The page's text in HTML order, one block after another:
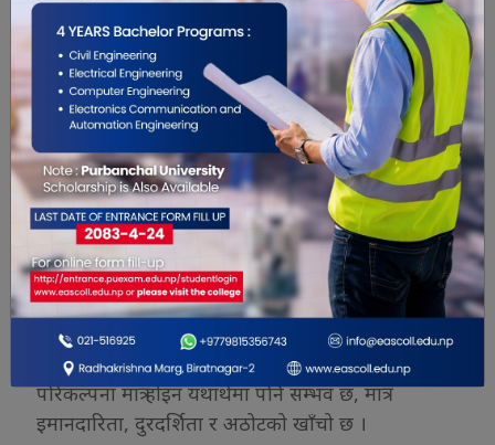
अगाडि विश्व परिवेशमा प्रशस्त छन् ।
एकै जना वा केही सीमित मानिसले संसारमा ठूलो परिवर्तन
दिन सक्छन् । नेल्सन मण्डेला, महाथिर मोहम्मद, लि क्वान
यु, देङ जिआउ पिङ, आदिलाई उदाहरणको रूपमा लिन
सकिन्छ । परिवर्तनको निम्ति चाहिने सबैभन्दा महत्वपूर्ण
कुरा अठोट हो, जसले सबै कुरालाइ साकार बनाउँछ । हामी
नेपाली जनतालाई प्रतिबद्धता, नीति, योजना र त्यसलाई
कार्वान्वयन गर्न सक्ने क्षमता भएको असल नेतृत्व चाहिएको
हो, जो आफ्नो व्यक्तिगत स्वार्थ र महत्वकांक्षाभन्दा माथि
उठी देश र जनताको हितको लागि काम गर्छ । त्यस्तो
नेतृत्वलाई कुनै पार्टी विशेषले मात्र नभई सबै जनताले आफ्नो
नेताको रूपमा स्वीकार्न समस्या हुँदैन । त्यस्तो नेतृत्वको
परिकल्पना मात्र होइन यथार्थमा पनि सम्भव छ, मात्र
इमानदारिता, दुरदर्शिता र अठोटको खाँचो छ ।